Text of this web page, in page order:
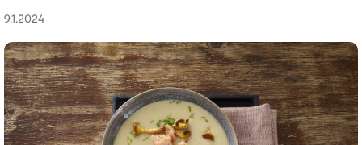
Časté
9.1.2024